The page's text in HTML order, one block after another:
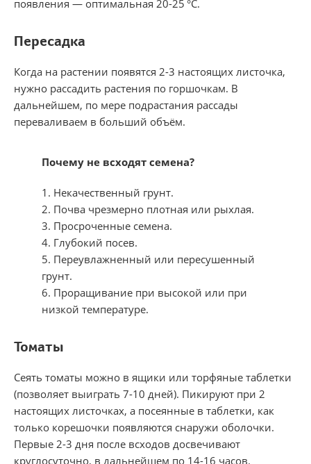
появления — оптимальная 20-25 °С.
Пересадка
Когда на растении появятся 2-3 настоящих листочка,
нужно рассадить растения по горшочкам. В
дальнейшем, по мере подрастания рассады
переваливаем в больший объём.
Почему не всходят семена?
1. Некачественный грунт.
2. Почва чрезмерно плотная или рыхлая.
3. Просроченные семена.
4. Глубокий посев.
5. Переувлажненный или пересушенный
грунт.
6. Проращивание при высокой или при
низкой температуре.
Томаты
Сеять томаты можно в ящики или торфяные таблетки
(позволяет выиграть 7-10 дней). Пикируют при 2
настоящих листочках, а посеянные в таблетки, как
только корешочки появляются снаружи оболочки.
Первые 2-3 дня после всходов досвечивают
круглосуточно, в дальнейшем по 14-16 часов.